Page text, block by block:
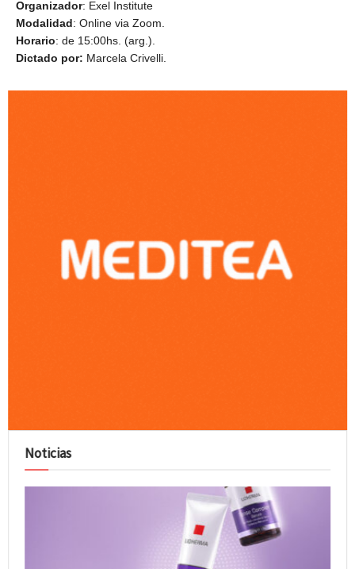
Organizador: Exel Institute
Modalidad: Online via Zoom.
Horario: de 15:00hs. (arg.).
Dictado por: Marcela Crivelli.
Noticias